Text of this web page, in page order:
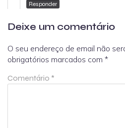
Responder
Deixe um comentário
O seu endereço de email não
obrigatórios marcados com *
Comentário *